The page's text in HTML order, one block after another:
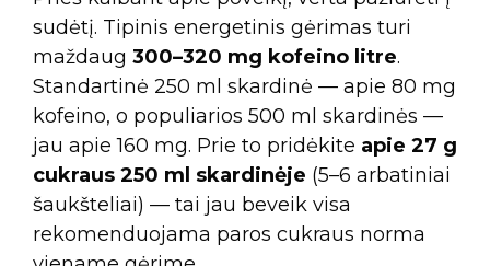
sudėtį. Tipinis energetinis gėrimas turi
maždaug 300–320 mg kofeino litre.
Standartinė 250 ml skardinė — apie 80 mg
kofeino, o populiarios 500 ml skardinės —
jau apie 160 mg. Prie to pridėkite apie 27 g
cukraus 250 ml skardinėje (5–6 arbatiniai
šaukšteliai) — tai jau beveik visa
rekomenduojama paros cukraus norma